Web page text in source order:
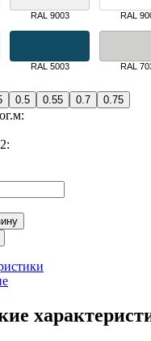
RAL 9003 RAL
RAL 5003 RAL
0.5 0.55 0.7 0.75